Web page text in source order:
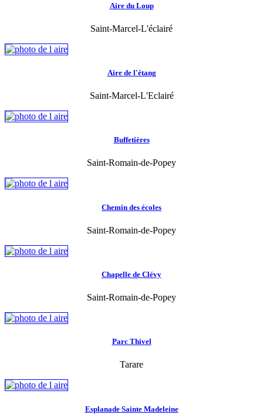
Aire du Loup
Saint-Marcel-L'éclairé
Aire de l'étang
Saint-Marcel-L'Eclairé
Buffetières
Saint-Romain-de-Popey
Chemin des écoles
Saint-Romain-de-Popey
Chapelle de Clévy
Saint-Romain-de-Popey
Parc Thivel
Tarare
Esplanade Sainte Madeleine